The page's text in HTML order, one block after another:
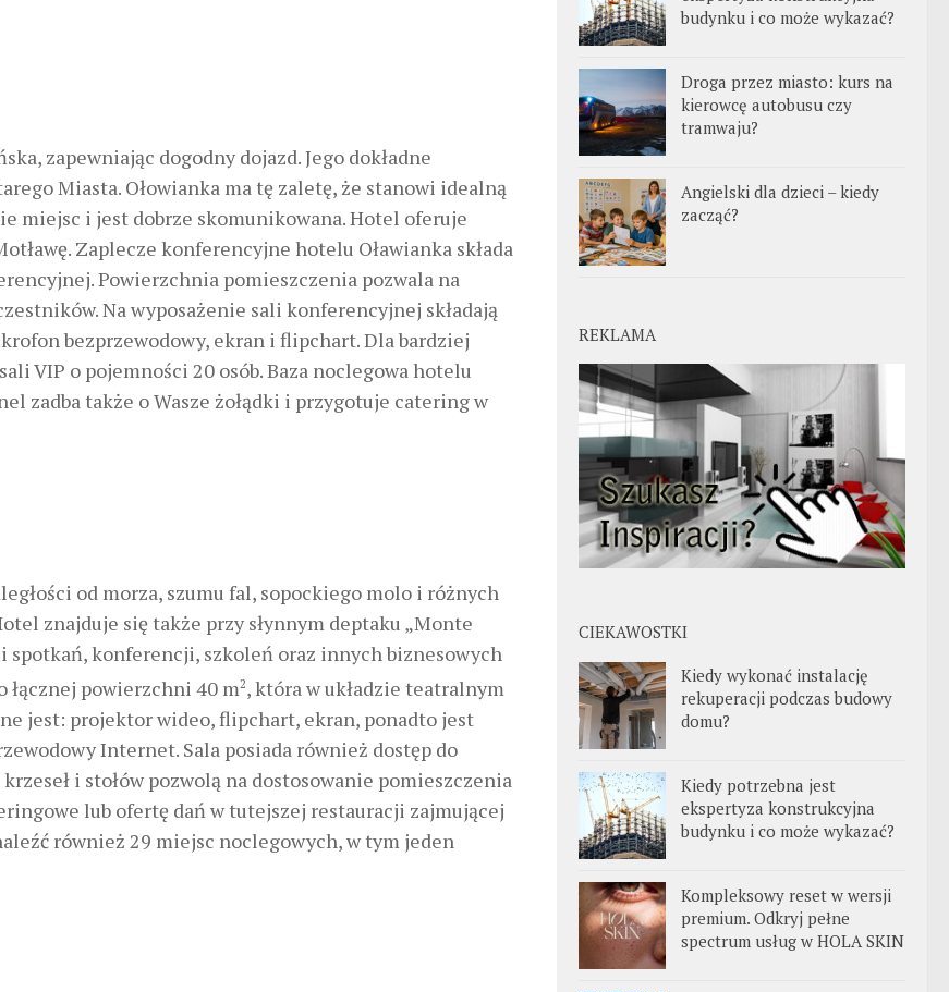
zapewniając dogodny dojazd. Jego dokładne
Miasta. Ołowianka ma tę zaletę, że stanowi idealną
miejsc i jest dobrze skomunikowana. Hotel oferuje
Zaplecze konferencyjne hotelu Oławianka składa
Powierzchnia pomieszczenia pozwala na
Na wyposażenie sali konferencyjnej składają
bezprzewodowy, ekran i flipchart. Dla bardziej
VIP o pojemności 20 osób. Baza noclegowa hotelu
zadba także o Wasze żołądki i przygotuje catering w
od morza, szumu fal, sopockiego molo i różnych
znajduje się także przy słynnym deptaku „Monte
spotkań, konferencji, szkoleń oraz innych biznesowych
łącznej powierzchni 40 m2, która w układzie teatralnym
jest: projektor wideo, flipchart, ekran, ponadto jest
Internet. Sala posiada również dostęp do
i stołów pozwolą na dostosowanie pomieszczenia
lub ofertę dań w tutejszej restauracji zajmującej
również 29 miejsc noclegowych, w tym jeden
budynku i co może wykazać?
Droga przez miasto: kurs na
kierowcę autobusu czy
tramwaju?
Angielski dla dzieci – kiedy
zacząć?
REKLAMA
CIEKAWOSTKI
Kiedy wykonać instalację
rekuperacji podczas budowy
domu?
Kiedy potrzebna jest
ekspertyza konstrukcyjna
budynku i co może wykazać?
Kompleksowy reset w wersji
premium. Odkryj pełne
spectrum usług w HOLA SKIN